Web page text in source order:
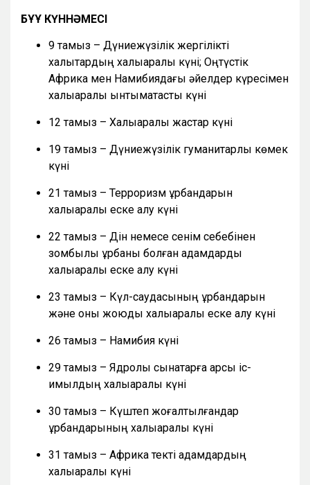
БҰҰ КҮННӘМЕСІ
9 тамыз – Дүниежүзілік жергілікті
халықтардың халықаралық күні; Оңтүстік
Африка мен Намибиядағы әйелдер күресімен
халықаралық ынтымақтастық күні
12 тамыз – Халықаралық жастар күні
19 тамыз – Дүниежүзілік гуманитарлық көмек
күні
21 тамыз – Терроризм құрбандарын
халықаралық еске алу күні
22 тамыз – Дін немесе сенім себебінен
зомбылық құрбаны болған адамдарды
халықаралық еске алу күні
23 тамыз – Күл-саудасының құрбандарын
және оны жоюды халықаралық еске алу күні
26 тамыз – Намибия күні
29 тамыз – Ядролық сынақтарға қарсы іс-
қимылдың халықаралық күні
30 тамыз – Күштеп жоғалтылғандар
құрбандарының халықаралық күні
31 тамыз – Африка текті адамдардың
халықаралық күні